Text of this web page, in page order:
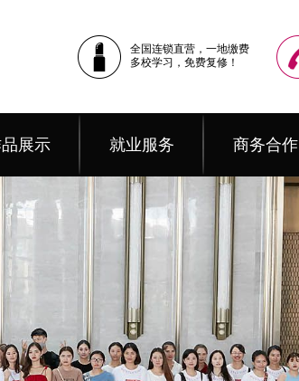
全国连锁直营，一地缴费
多校学习，免费复修！
展示 就业服务 商务合作